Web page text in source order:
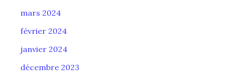
mars 2024
février 2024
janvier 2024
décembre 2023